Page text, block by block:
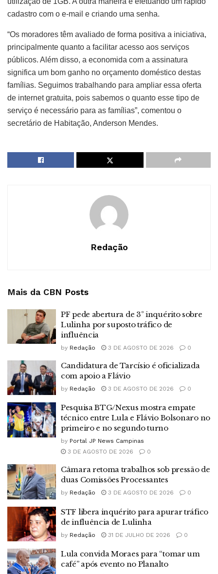
cadastro com o e-mail e criando uma senha.
“Os moradores têm avaliado de forma positiva a iniciativa,
principalmente quanto a facilitar acesso aos serviços
públicos. Além disso, a economida com a assinatura
significa um bom ganho no orçamento doméstico destas
famílias. Seguimos trabalhando para ampliar essa oferta
de internet gratuita, pois sabemos o quanto esse tipo de
serviço é necessário para as famílias”, comentou o
secretário de Habitação, Anderson Mendes.
Redação
Mais da CBN Posts
PF pede abertura de 3º inquérito sobre
Lulinha por suposto tráfico de
influência
by Redação 3 DE AGOSTO DE 2026 0
Candidatura de Tarcísio é oficializada
com apoio a Flávio
by Redação 3 DE AGOSTO DE 2026 0
Pesquisa BTG/Nexus mostra empate
técnico entre Lula e Flávio Bolsonaro no
primeiro e no segundo turno
by Portal JP News Campinas
3 DE AGOSTO DE 2026
0
Câmara retoma trabalhos sob pressão de
duas Comissões Processantes
by Redação 3 DE AGOSTO DE 2026 0
STF libera inquérito para apurar tráfico
de influência de Lulinha
by Redação 31 DE JULHO DE 2026 0
Lula convida Moraes para “tomar um
café” após evento no Planalto